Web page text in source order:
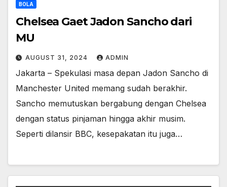
BOLA
Chelsea Gaet Jadon Sancho dari
MU
AUGUST 31, 2024 ADMIN
Jakarta – Spekulasi masa depan Jadon Sancho di
Manchester United memang sudah berakhir.
Sancho memutuskan bergabung dengan Chelsea
dengan status pinjaman hingga akhir musim.
Seperti dilansir BBC, kesepakatan itu juga…